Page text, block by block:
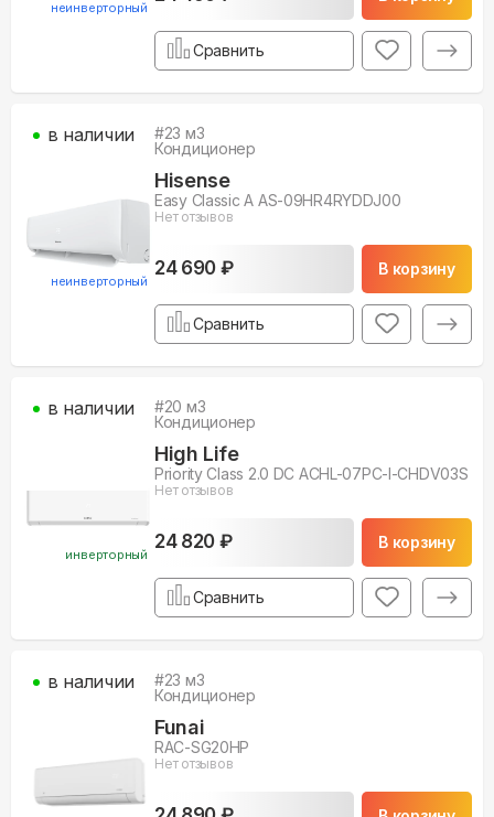
неинверторный
Сравнить
неинверторный
#23 м3
Кондиционер
Hisense
Easy Classic A AS-09HR4RYDDJ00
Нет отзывов
24 690 ₽ В корзину
в наличии
Сравнить
инверторный
#20 м3
Кондиционер
High Life
Priority Class 2.0 DC ACHL-07PС-I-CHDV03S
Нет отзывов
24 820 ₽ В корзину
в наличии
Сравнить
#23 м3
Кондиционер
Funai
RAC-SG20HP
Нет отзывов
в наличии